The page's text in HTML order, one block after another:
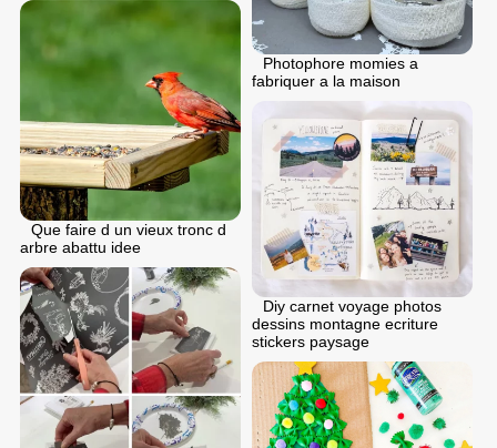
Photophore momies a
fabriquer a la maison
Que faire d un vieux tronc d
arbre abattu idee
Diy carnet voyage photos
dessins montagne ecriture
stickers paysage